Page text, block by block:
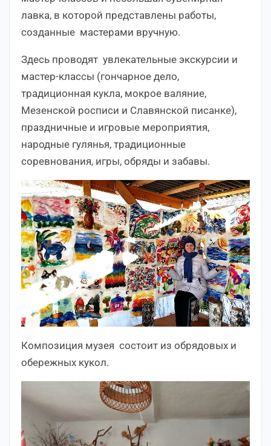
лавка, в которой представлены работы,
созданные мастерами вручную.
Здесь проводят увлекательные экскурсии и
мастер-классы (гончарное дело,
традиционная кукла, мокрое валяние,
Мезенской росписи и Славянской писанке),
праздничные и игровые мероприятия,
народные гулянья, традиционные
соревнования, игры, обряды и забавы.
Композиция музея состоит из обрядовых и
обережных кукол.